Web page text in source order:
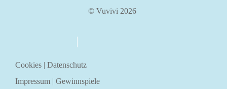
© Vuvivi 2026
Cookies
Datenschutz
Impressum
Gewinnspiele